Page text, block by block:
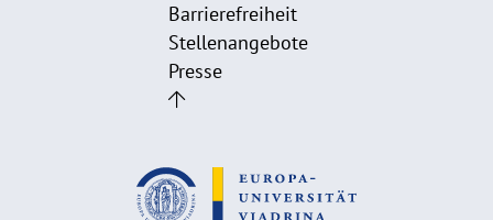
Barrierefreiheit
Stellenangebote
Presse